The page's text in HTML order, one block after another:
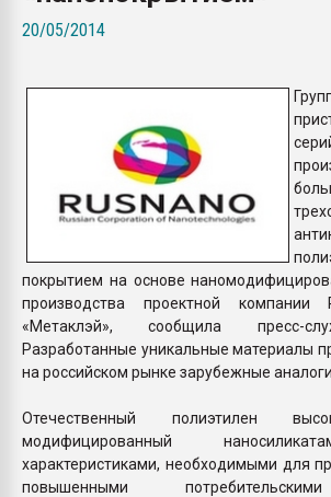
20/05/2014
покрытием на основе
производства проектной
«Метаклэй», сообщила пресс-
Разработанные уникальные материалы
на российском рынке зарубежные аналоги.
Отечественный полиэтилен
модифицированный
характеристиками, необходимыми для
повышенными